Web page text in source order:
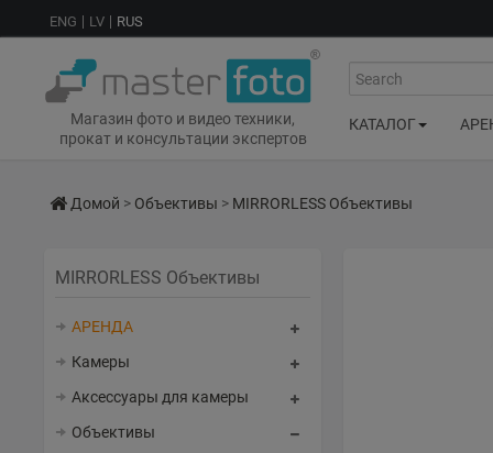
ENG LV RUS
Магазин фото и видео техники,
прокат и консультации экспертов
Search
КАТАЛОГ
Домой > Объективы > MIRRORLESS Объективы
MIRRORLESS Объективы
АРЕНДА
Камеры
Аксессуары для камеры
Объективы